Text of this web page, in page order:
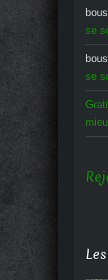
se
se